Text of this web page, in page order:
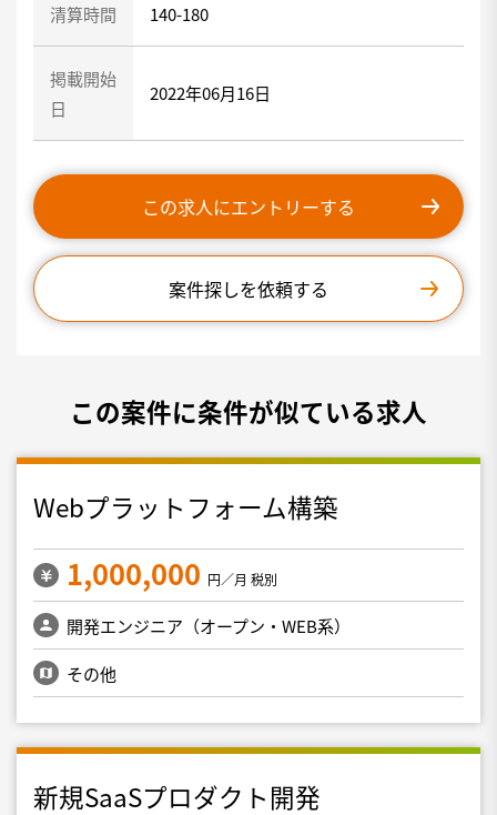
清算時間 140-180
掲載開始
日
2022年06月16日
この求人にエントリーする
案件探しを依頼する
この案件に条件が似ている求人
Webプラットフォーム構築
1,000,000 円／月 税別
開発エンジニア（オープン・WEB系）
その他
新規SaaSプロダクト開発